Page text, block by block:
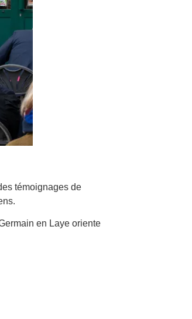
témoignages de
en Laye oriente